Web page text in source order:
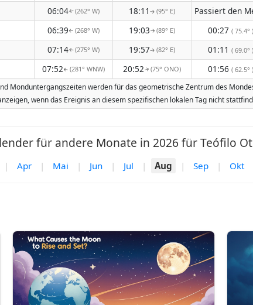
06:04↑(262° W) 18:11 ↑(95° E)
06:39↑(268° W) 19:03↑(89° E) 00:27 ( 75.4° )
07:14↑(275° W) 19:57↑(82° E) 01:11 ( 69.0° )
07:52↑(281° WNW) 20:52↑(75° ONO) 01:56 ( 62.5° )
Monduntergangszeiten werden für das geometrische Zentrum des
wenn das Ereignis an diesem spezifischen lokalen Tag nicht
für andere Monate in 2026 für Teófilo
| Apr | Mai | Jun | Jul | Aug | Sep | Okt